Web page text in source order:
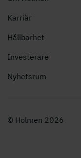
Karriär
Hållbarhet
Investerare
Nyhetsrum
© Holmen 2026